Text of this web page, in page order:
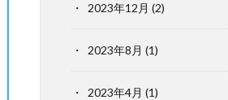
2023年12月 (2)
2023年8月 (1)
2023年4月 (1)